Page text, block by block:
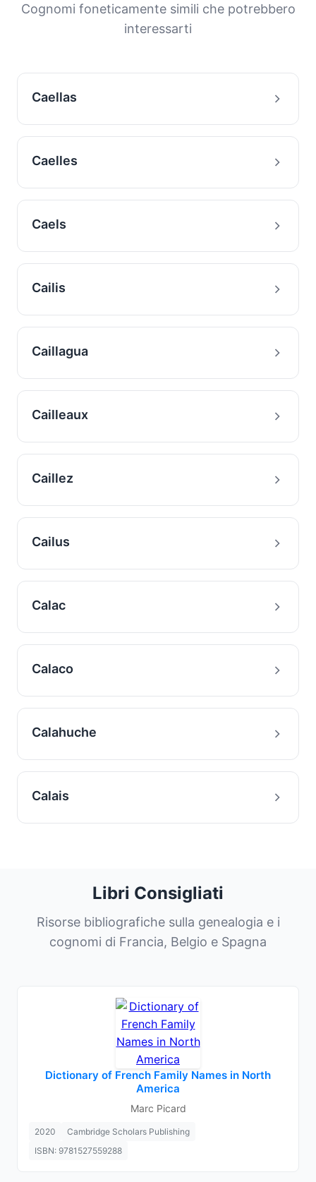
e la storia migratoria delle famiglie con questo
Cognomi foneticamente simili che potrebbero
interessarti
Caellas
Caelles
Caels
Cailis
Caillagua
Cailleaux
Caillez
Cailus
Calac
Calaco
Calahuche
Calais
Libri Consigliati
Risorse bibliografiche sulla genealogia e i
cognomi di Francia, Belgio e Spagna
Dictionary of French Family Names in North
America
Marc Picard
2020
Cambridge Scholars Publishing
ISBN: 9781527559288